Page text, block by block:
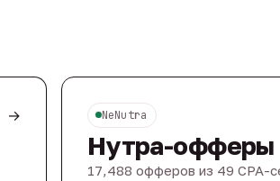
→ NeNutra
Нутра-офферы
17,488 офферов из 49 CPA-